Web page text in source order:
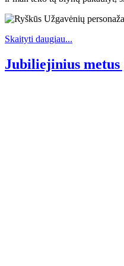
Skaityti daugiau...
Jubiliejinius